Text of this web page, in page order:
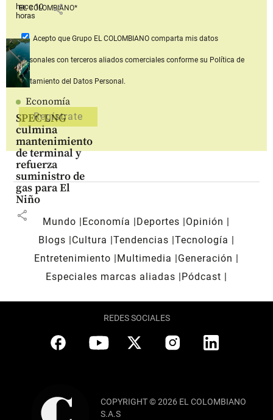
hace 10
horas
share
Economía
SPEC LNG
culmina
mantenimiento
de terminal y
refuerza
suministro de
gas para El
Niño
share
EL COLOMBIANO*
Acepto que Grupo EL COLOMBIANOcomparta mis datos
personales con terceros aliados comerciales conforme su Política de
Tratamiento del Datos Personal.
Mundo Economía Deportes
Opinión
Blogs
Cultura Tendencias Tecnología
Entretenimiento
Multimedia
Generación
Especiales marcas aliadas
Pódcast
REDES SOCIALES
COPYRIGHT © 2026 EL COLOMBIANO
S.A.S